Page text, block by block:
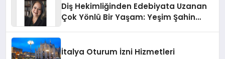
Diş Hekimliğinden Edebiyata Uzanan
Çok Yönlü Bir Yaşam: Yeşim Şahin
İtalya Oturum İzni Hizmetleri